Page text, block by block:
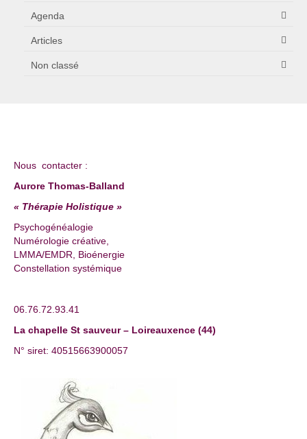
Agenda
Articles
Non classé
Nous contacter :
Aurore Thomas-Balland
« Thérapie Holistique »
Psychogénéalogie
Numérologie créative,
LMMA/EMDR, Bioénergie
Constellation systémique
06.76.72.93.41
La chapelle St sauveur – Loireauxence (44)
N° siret: 40515663900057